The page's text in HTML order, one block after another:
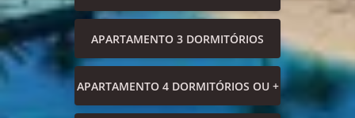
APARTAMENTO 3 DORMITÓRIOS
APARTAMENTO 4 DORMITÓRIOS OU +